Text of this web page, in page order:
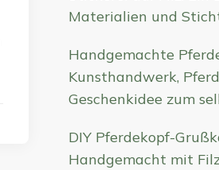
Materialien und
Handgemachte
Kunsthandwerk,
Geschenkidee zum
DIY Pferdekopf-
Handgemacht mit